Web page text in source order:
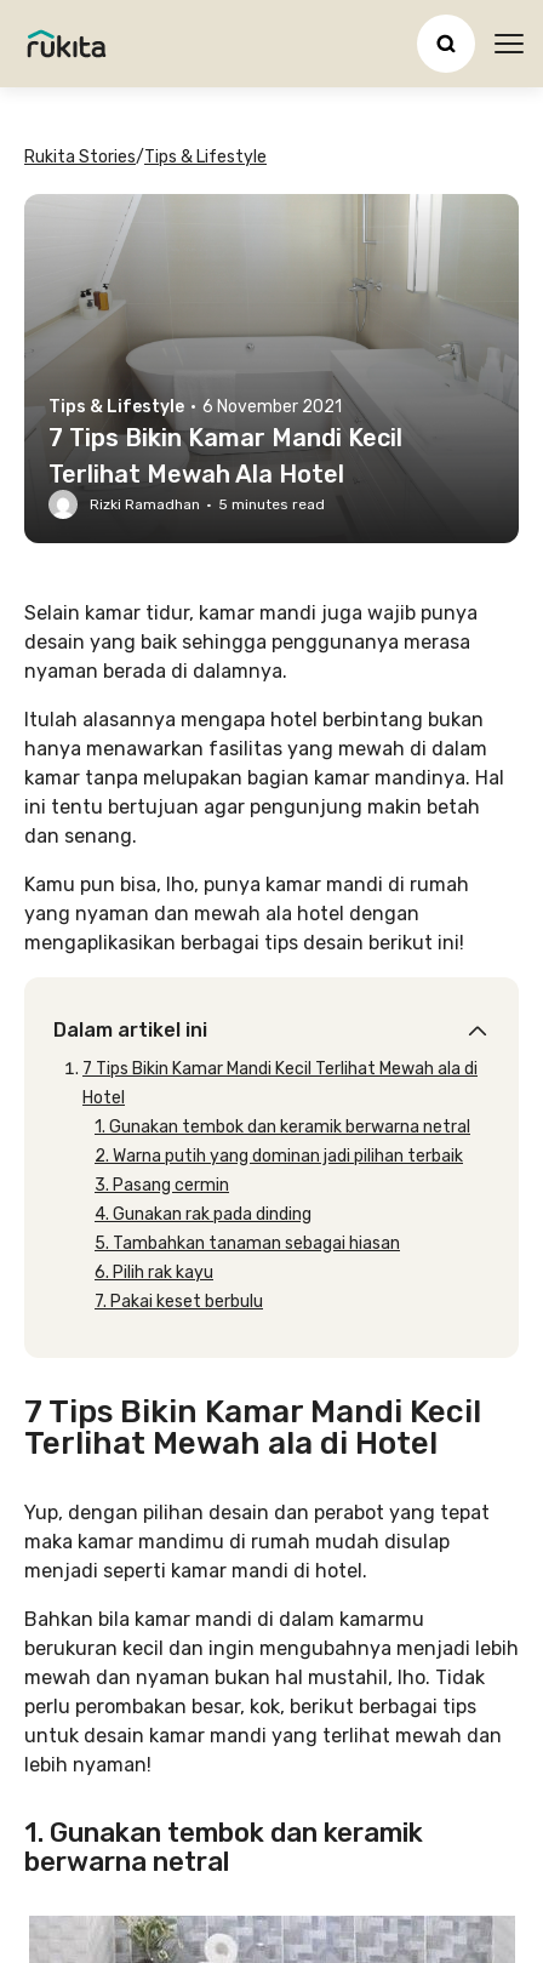
Rukita Stories/Tips & Lifestyle
Tips & Lifestyle · 6 November 2021
7 Tips Bikin Kamar Mandi Kecil
Terlihat Mewah Ala Hotel
Rizki Ramadhan · 5 minutes read
Selain kamar tidur, kamar mandi juga wajib punya
desain yang baik sehingga penggunanya merasa
nyaman berada di dalamnya.
Itulah alasannya mengapa hotel berbintang bukan
hanya menawarkan fasilitas yang mewah di dalam
kamar tanpa melupakan bagian kamar mandinya. Hal
ini tentu bertujuan agar pengunjung makin betah
dan senang.
Kamu pun bisa, lho, punya kamar mandi di rumah
yang nyaman dan mewah ala hotel dengan
mengaplikasikan berbagai tips desain berikut ini!
Dalam artikel ini
7 Tips Bikin Kamar Mandi Kecil Terlihat Mewah ala di
Hotel
1. Gunakan tembok dan keramik berwarna netral
2. Warna putih yang dominan jadi pilihan terbaik
3. Pasang cermin
4. Gunakan rak pada dinding
5. Tambahkan tanaman sebagai hiasan
6. Pilih rak kayu
7. Pakai keset berbulu
7 Tips Bikin Kamar Mandi Kecil
Terlihat Mewah ala di Hotel
Yup, dengan pilihan desain dan perabot yang tepat
maka kamar mandimu di rumah mudah disulap
menjadi seperti kamar mandi di hotel.
Bahkan bila kamar mandi di dalam kamarmu
berukuran kecil dan ingin mengubahnya menjadi lebih
mewah dan nyaman bukan hal mustahil, lho. Tidak
perlu perombakan besar, kok, berikut berbagai tips
untuk desain kamar mandi yang terlihat mewah dan
lebih nyaman!
1. Gunakan tembok dan keramik
berwarna netral